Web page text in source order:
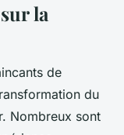
la
de
du
Nombreux sont